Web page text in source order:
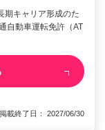
期キャリア形成のた
動車運転免許（AT
載終了日： 2027/06/30